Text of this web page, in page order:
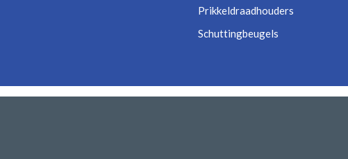
Prikkeldraadhouders
Schuttingbeugels